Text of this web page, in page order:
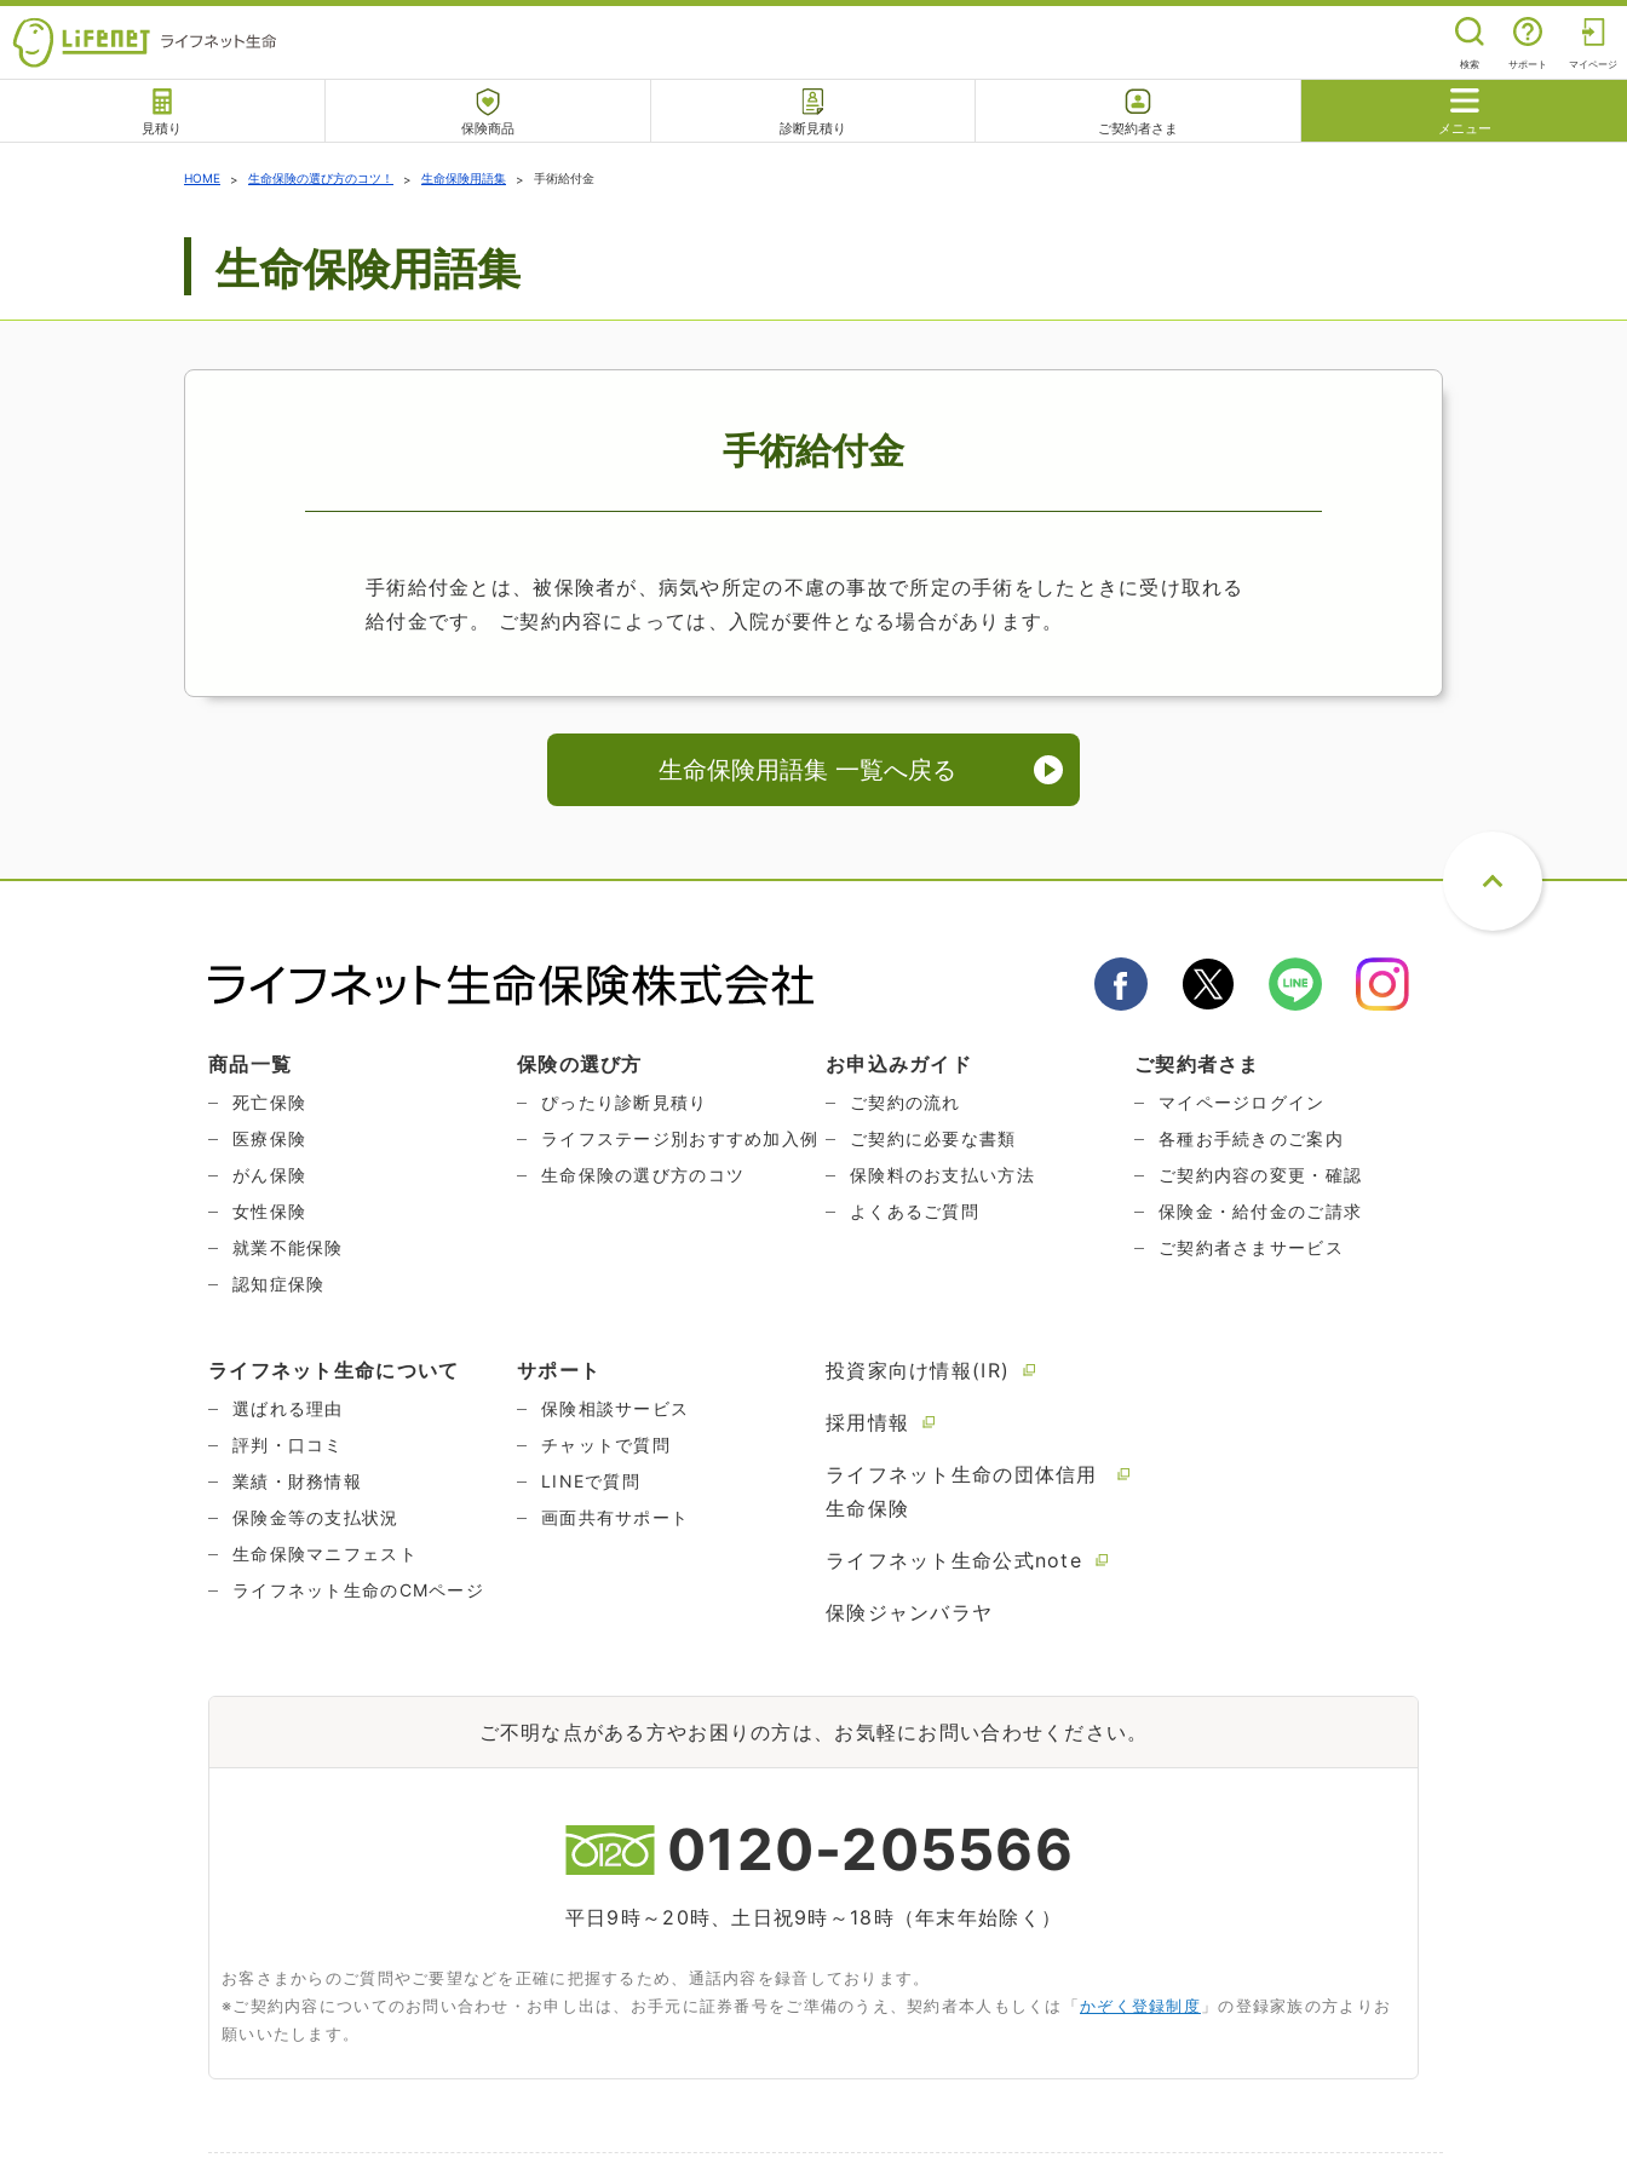
検索 サポート マイページ
見積り 保険商品 診断見積り ご契約者さま メニュー
チャットサポート
HOME 生命保険の選び方のコツ！ 生命保険用語集 手術給付金
生命保険用語集
手術給付金
手術給付金とは、被保険者が、病気や所定の不慮の事故で所定の手術をしたときに受け取れる
給付金です。 ご契約内容によっては、入院が要件となる場合があります。
生命保険用語集 一覧へ戻る
商品一覧
死亡保険
医療保険
がん保険
女性保険
就業不能保険
認知症保険
保険の選び方
ぴったり診断見積り
ライフステージ別おすすめ加入例
生命保険の選び方のコツ
お申込みガイド
ご契約の流れ
ご契約に必要な書類
保険料のお支払い方法
よくあるご質問
ご契約者さま
マイページログイン
各種お手続きのご案内
ご契約内容の変更・確認
保険金・給付金のご請求
ご契約者さまサービス
ライフネット生命について
選ばれる理由
評判・口コミ
業績・財務情報
保険金等の支払状況
生命保険マニフェスト
ライフネット生命のCMページ
サポート
保険相談サービス
チャットで質問
LINEで質問
画面共有サポート
投資家向け情報(IR)
採用情報
ライフネット生命の団体信用
生命保険
ライフネット生命公式note
保険ジャンバラヤ
ご不明な点がある方やお困りの方は、お気軽にお問い合わせください。
0120-205566
平日9時～20時、土日祝9時～18時（年末年始除く）
お客さまからのご質問やご要望などを正確に把握するため、通話内容を録音しております。
※ご契約内容についてのお問い合わせ・お申し出は、お手元に証券番号をご準備のうえ、契約者本人もしくは「かぞく登録制度 」の登録家族の方よりお
願いいたします。